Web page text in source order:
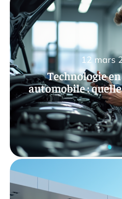
Technologie
automobile :
12 mars